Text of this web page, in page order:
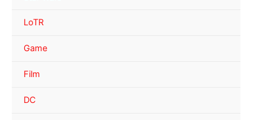
LoTR
Game
Film
DC